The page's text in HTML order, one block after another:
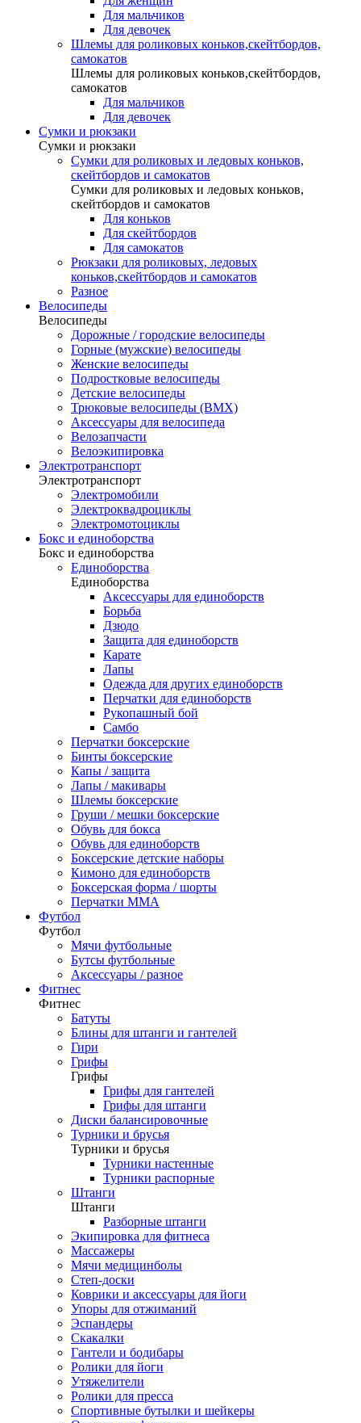
Для мальчиков
Для девочек
Шлемы для роликовых коньков,скейтбордов,
самокатов
Шлемы для роликовых коньков,скейтбордов,
самокатов
Для мальчиков
Для девочек
Сумки и рюкзаки
Сумки и рюкзаки
Сумки для роликовых и ледовых коньков,
скейтбордов и самокатов
Сумки для роликовых и ледовых коньков,
скейтбордов и самокатов
Для коньков
Для скейтбордов
Для самокатов
Рюкзаки для роликовых, ледовых
коньков,скейтбордов и самокатов
Разное
Велосипеды
Велосипеды
Дорожные / городские велосипеды
Горные (мужские) велосипеды
Женские велосипеды
Подростковые велосипеды
Детские велосипеды
Трюковые велосипеды (BMX)
Аксессуары для велосипеда
Велозапчасти
Велоэкипировка
Электротранспорт
Электротранспорт
Электромобили
Электроквадроциклы
Электромотоциклы
Бокс и единоборства
Бокс и единоборства
Единоборства
Единоборства
Аксессуары для единоборств
Борьба
Дзюдо
Защита для единоборств
Карате
Лапы
Одежда для других единоборств
Перчатки для единоборств
Рукопашный бой
Самбо
Перчатки боксерские
Бинты боксерские
Капы / защита
Лапы / макивары
Шлемы боксерские
Груши / мешки боксерские
Обувь для бокса
Обувь для единоборств
Боксерские детские наборы
Кимоно для единоборств
Боксерская форма / шорты
Перчатки ММА
Футбол
Футбол
Мячи футбольные
Бутсы футбольные
Аксессуары / разное
Фитнес
Фитнес
Батуты
Блины для штанги и гантелей
Гири
Грифы
Грифы
Грифы для гантелей
Грифы для штанги
Диски балансировочные
Турники и брусья
Турники и брусья
Турники настенные
Турники распорные
Штанги
Штанги
Разборные штанги
Экипировка для фитнеса
Массажеры
Мячи медицинболы
Степ-доски
Коврики и аксессуары для йоги
Упоры для отжиманий
Эспандеры
Скакалки
Гантели и бодибары
Ролики для йоги
Утяжелители
Ролики для пресса
Спортивные бутылки и шейкеры